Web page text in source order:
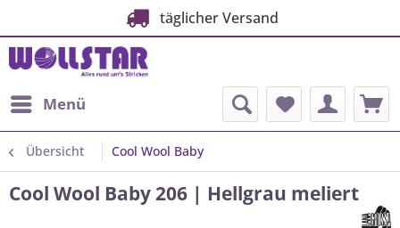
täglicher Versand
Menü
Übersicht Cool Wool Baby
Cool Wool Baby 206 | Hellgrau meliert